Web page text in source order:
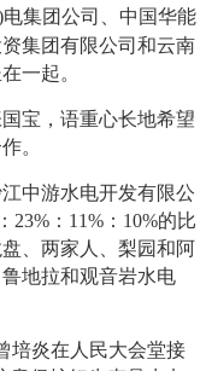
电集团公司、中国华能
集团有限公司和云南
一起。
宝，语重心长地希望
。
中游水电开发有限公
23%：11%：10%的比
、两家人、梨园和阿
地拉和观音岩水电
炎在人民大会堂接